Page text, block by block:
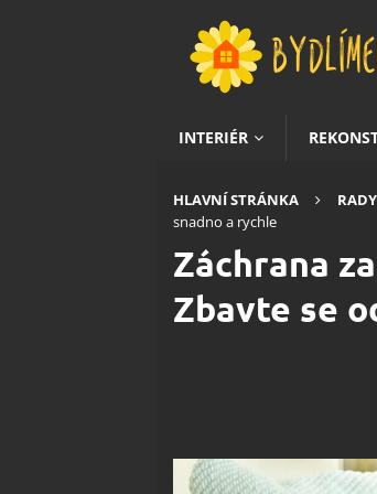
INTERIÉR
HLAVNÍ STRÁNKA
snadno a rychle
Záchrana
Zbavte se